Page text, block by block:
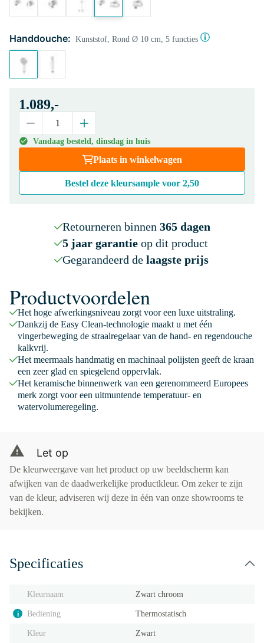
Handdouche: Kunststof, Rond Ø 10 cm, 5 functies
1.089,-
Vandaag besteld, dinsdag in huis
Plaats in winkelwagen
Bestel deze kleursample voor 2,50
Retourneren binnen 365 dagen
5 jaar garantieop dit product
Gegarandeerd de laagste prijs
Productvoordelen
Het hoge afwerkingsniveau zorgt voor een luxe uitstraling.
Dankzij de Easy Clean-technologie maakt u met één
vingerbeweging de straalregelaar van de hand- en regendouche
kalkvrij.
Het meermaals handmatig en machinaal polijsten geeft de kraan
een zeer glad en spiegelend oppervlak.
Het keramische binnenwerk van een gerenommeerd Europees
merk zorgt voor een uitmuntende temperatuur- en
watervolumeregeling.
Let op
De kleurweergave van het product op uw beeldscherm kan
afwijken van de daadwerkelijke productkleur. Om zeker te zijn
van de kleur, adviseren wij deze in één van onze showrooms te
bekijken.
Specificaties
Kleurnaam Zwart chroom
i Bediening Thermostatisch
Kleur Zwart